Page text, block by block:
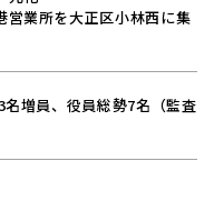
営業所を大正区小林西に集
増員、役員総勢7名（監査